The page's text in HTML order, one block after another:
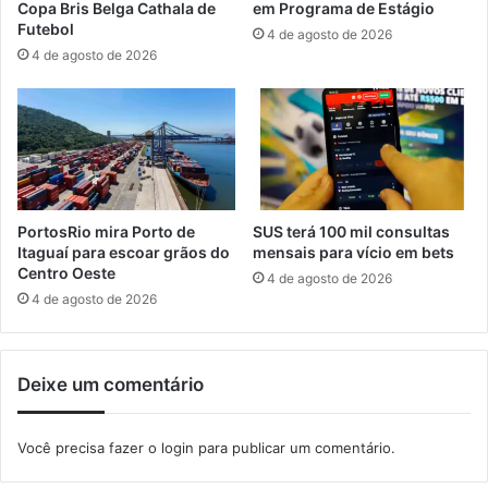
r
p
r
o
j
e
t
o
s
c
u
l
u
a
i
e
o
r
m
a
n
c
e
à
E
x
t
a
u
a
Copa Bris Belga Cathala de
Futebol
4 de agosto de 2026
em Programa de Estágio
4 de agosto de 2026
PortosRio mira Porto de
Itaguaí para escoar grãos do
Centro Oeste
4 de agosto de 2026
SUS terá 100 mil consultas
mensais para vício em bets
4 de agosto de 2026
Deixe um comentário
Você precisa fazer o login para publicar um comentário.